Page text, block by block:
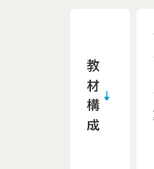
教
材
構
成